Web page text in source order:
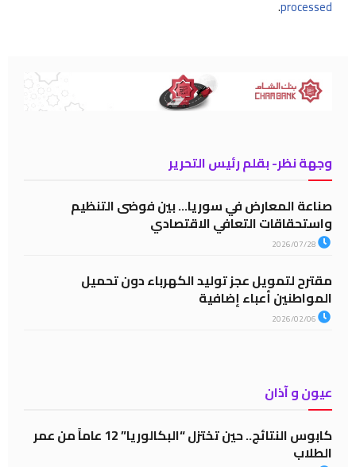
processed
.
وجهة نظر- بقلم رئيس التحرير
صناعة المعارض في سوريا… بين فوضى التنظيم
واستحقاقات التعافي الاقتصادي
مقترح لتمويل عجز توليد الكهرباء دون تحميل
المواطنين أعباء إضافية
عيون و آذان
كابوس النتائج.. حين تختزل “البكالوريا” 12 عاماً من عمر
الطلاب